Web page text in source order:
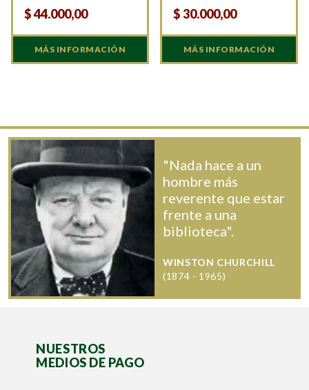
$44.000,00
MÁS INFORMACIÓN
$30.000,00
MÁS INFORMACIÓN
"Nada hace a un
hombre más
reverente que estar
frente a una
biblioteca".
WINSTON CHURCHILL
(1874 - 1965)
NUESTROS
MEDIOS DE PAGO